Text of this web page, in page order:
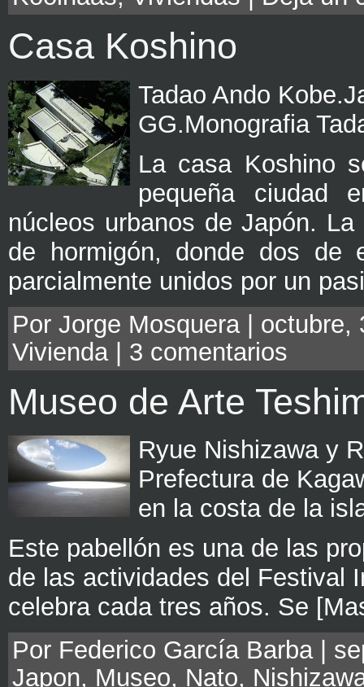
Casa Koshino
Tadao Ando
GG.Monografia
La casa Koshino
pequeña ciudad
núcleos urbanos de Japón.
de hormigón, donde dos de
parcialmente unidos por un
Por Jorge Mosquera |
Vivienda| 3 comentarios
Museo de Arte
Ryue Nishizawa y
Prefectura de
en la costa de la
Este pabellón es una de las
de las actividades del Festival
celebra cada tres años. Se
Por Federico García Barba |
Japon, Museo, Nato,